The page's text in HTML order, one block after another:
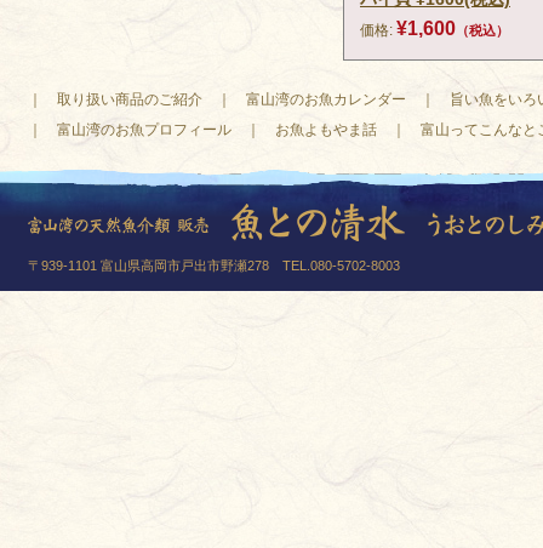
価格: ¥1,600 （税込）
取り扱い商品のご紹介 富山湾のお魚カレンダー
旨い魚をいろ
富山湾のお魚プロフィール お魚よもやま話 富山ってこんなと
〒939-1101 富山県高岡市戸出市野瀬278 TEL.080-5702-8003